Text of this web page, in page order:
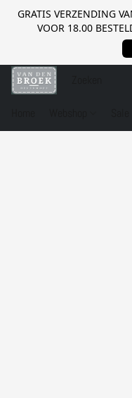
GRATIS VERZENDING
VOOR 18.00